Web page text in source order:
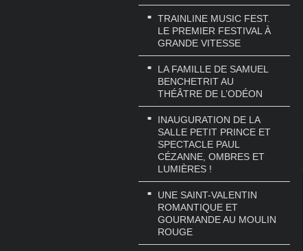
TRAINLINE MUSIC FEST.
LE PREMIER FESTIVAL À
GRANDE VITESSE
LA FAMILLE DE SAMUEL
BENCHETRIT AU
THÉÂTRE DE L’ODÉON
INAUGURATION DE LA
SALLE PETIT PRINCE ET
SPECTACLE PAUL
CÉZANNE, OMBRES ET
LUMIÈRES !
UNE SAINT-VALENTIN
ROMANTIQUE ET
GOURMANDE AU MOULIN
ROUGE